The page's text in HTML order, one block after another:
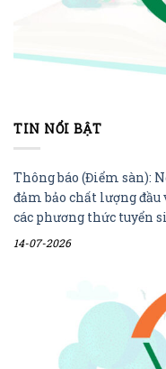
TIN NỔI BẬT
Thông báo (Điểm sàn):
đảm bảo chất lượng đầu
các phương thức tuyển
14-07-2026